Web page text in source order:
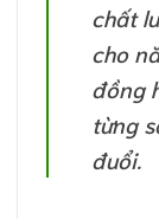
chất
cho
đồng
từng
đuổi.